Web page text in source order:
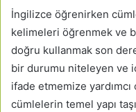
İngilizce öğrenirken
kelimeleri öğrenmek ve
doğru kullanmak son
bir durumu niteleyen ve
ifade etmemize
cümlelerin temel yapı